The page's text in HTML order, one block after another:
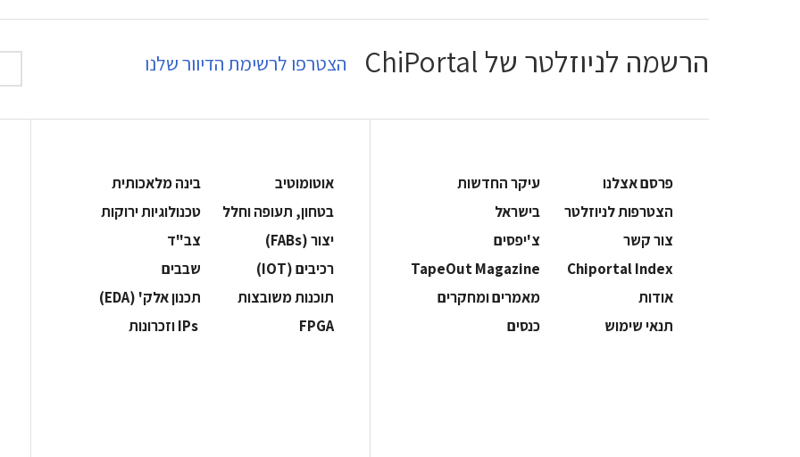
הרשמה לניוזלטר של ChiPortal הצטרפו לרשימת הדיוור שלנו
פרסם אצלנו
עיקר החדשות
הצטרפות לניוזלטר
בישראל
צור קשר
צ'יפסים
Chiportal Index
TapeOut Magazine
אודות
מאמרים ומחקרים
תנאי שימוש
כנסים
אוטומוטיב
בינה מלאכותית
בטחון, תעופה וחלל
‫טכנולוגיות ירוקות‬
‫יצור (‪(FABs‬‬
‫צב"ד‬
‫רכיבים‬ (IOT)
‫שבבים‬
‫תוכנות משובצות‬
‫תכנון אלק' (‪(EDA‬‬
‫‪FPGA‬‬
‫ ‪וזכרונות IPs‬‬